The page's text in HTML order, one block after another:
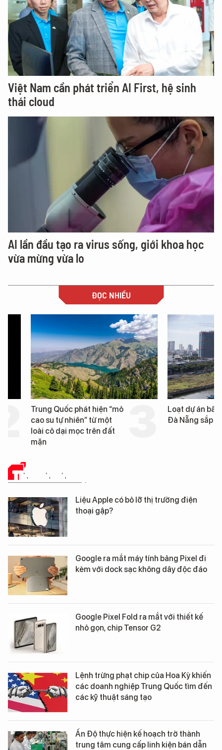
Việt Nam cần phát triển AI First, hệ sinh
thái cloud
AI lần đầu tạo ra virus sống, giới khoa học
vừa mừng vừa lo
ĐỌC NHIỀU
Trung Quốc phát hiện “mỏ
cao su tự nhiên” từ một
loài cỏ dại mọc trên đất
Loạt dự án bất động
Đà Nẵng sắp bị kiểm
TIN CÔNG NGHỆ
Liệu Apple có bỏ lỡ thị trường điện
thoại gập?
Google ra mắt máy tính bảng Pixel đi
kèm với dock sạc không dây độc đáo
Google Pixel Fold ra mắt với thiết kế
nhỏ gọn, chip Tensor G2
Lệnh trừng phạt chip của Hoa Kỳ khiến
các doanh nghiệp Trung Quốc tìm đến
các kỹ thuật sáng tạo
Ấn Độ thực hiện kế hoạch trở thành
trung tâm cung cấp linh kiện bán dẫn